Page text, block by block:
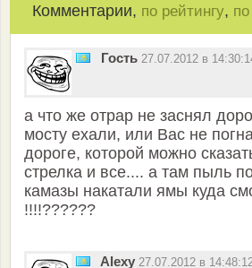
Комментарии, по рейтингу,
Гость 27.07.2012 в
а что же отрар не заснял
мосту ехали, или Вас не
дороге, которой можно
стрелка и все.... а там пыль
камазы накатали ямы куда
!!!!??????
Alexy 27.07.2012 в